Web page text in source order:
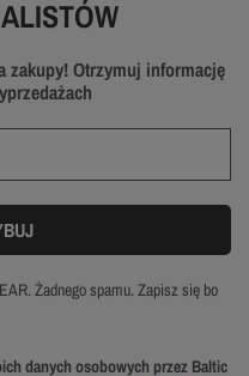
zakupy! Otrzymuj informację
Żadnego spamu. Zapisz się bo
danych osobowych przez Baltic